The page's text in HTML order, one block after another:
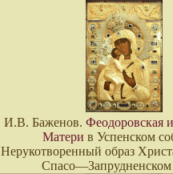
И.В. Баженов. Феодоровская
Матери в Успенском
Нерукотворенный образ
Спасо—Запрудненском